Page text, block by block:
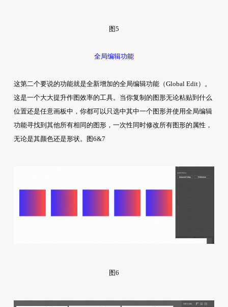
图5
全局编辑功能
这第二个要说的功能就是全新增加的全局编辑功能（Global Edit）。
这是一个大大提升作图效率的工具。当你复制的图形无论粘贴到什么
位置还是任意画板中，你都可以只选中其中一个图形并使用全局编辑
功能寻找到其他所有相同的图形，一次性同时修改所有图形的属性，
无论是其颜色还是形状。图6&7
图6